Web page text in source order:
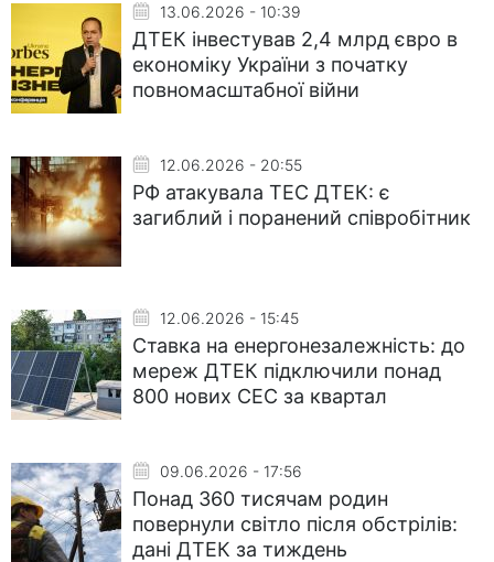
13.06.2026 - 10:39
ДТЕК інвестував 2,4 млрд євро в
економіку України з початку
повномасштабної війни
12.06.2026 - 20:55
РФ атакувала ТЕС ДТЕК: є
загиблий і поранений співробітник
12.06.2026 - 15:45
Ставка на енергонезалежність: до
мереж ДТЕК підключили понад
800 нових СЕС за квартал
09.06.2026 - 17:56
Понад 360 тисячам родин
повернули світло після обстрілів:
дані ДТЕК за тиждень